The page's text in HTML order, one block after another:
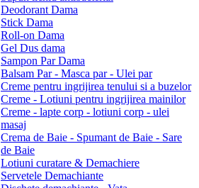
Deodorant Dama
Stick Dama
Roll-on Dama
Gel Dus dama
Sampon Par Dama
Balsam Par - Masca par - Ulei par
Creme pentru ingrijirea tenului si a buzelor
Creme - Lotiuni pentru ingrijirea mainilor
Creme - lapte corp - lotiuni corp - ulei
masaj
Crema de Baie - Spumant de Baie - Sare
de Baie
Lotiuni curatare & Demachiere
Servetele Demachiante